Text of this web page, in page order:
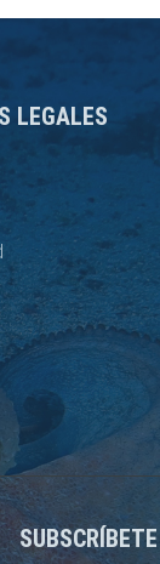
LEGALES